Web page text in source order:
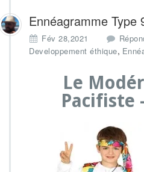
Ennéagramme Type
Fév 28,2021
Developpement éthique,
Le
Pacifiste